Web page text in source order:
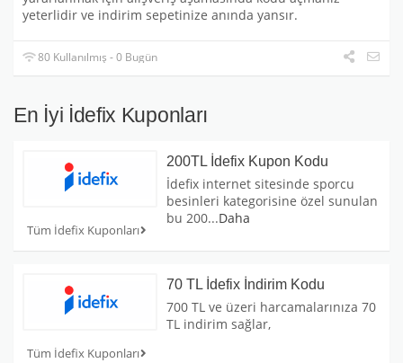
yeterlidir ve indirim sepetinize anında yansır.
80 Kullanılmış - 0 Bugün
En İyi İdefix Kuponları
Tüm İdefix Kuponları
200TL İdefix Kupon Kodu
İdefix internet sitesinde sporcu
besinleri kategorisine özel sunulan
bu 200...Daha
Tüm İdefix Kuponları
70 TL İdefix İndirim Kodu
700 TL ve üzeri harcamalarınıza 70
TL indirim sağlar,